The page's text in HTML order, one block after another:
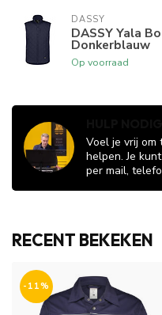
DASSY
DASSY Yala
Donkerblauw
Op voorraad
Voel je vrij om
helpen. Je
per mail,
RECENT BEKEKEN
-11%